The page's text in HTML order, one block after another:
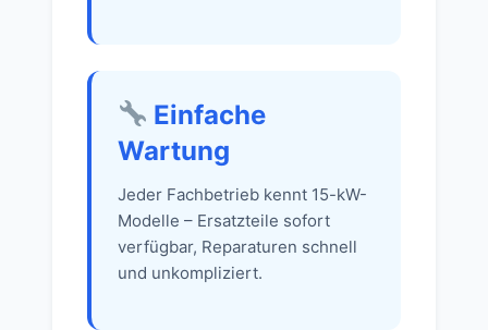
Einfache
Wartung
Jeder Fachbetrieb kennt 15-kW-
Modelle – Ersatzteile sofort
verfügbar, Reparaturen schnell
und unkompliziert.